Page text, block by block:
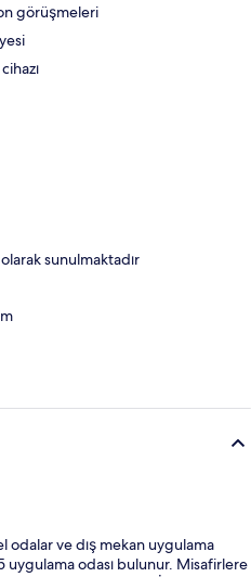
görüşmeleri
sunulmaktadır
odalar ve dış mekan uygulama
uygulama odası bulunur. Misafirlere